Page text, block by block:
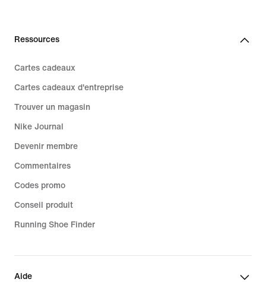
Ressources
Cartes cadeaux
Cartes cadeaux d'entreprise
Trouver un magasin
Nike Journal
Devenir membre
Commentaires
Codes promo
Conseil produit
Running Shoe Finder
Aide